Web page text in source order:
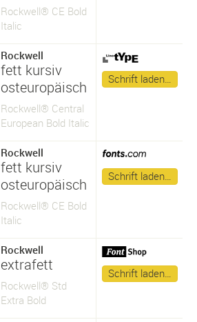
Rockwell® CE Bold
Italic
Rockwell
fett kursiv
osteuropäisch
Rockwell® Central
European Bold Italic
Schrift laden…
Rockwell
fett kursiv
osteuropäisch
Rockwell® CE Bold
Italic
Schrift laden…
Rockwell
extrafett
Rockwell® Std
Extra Bold
Schrift laden…